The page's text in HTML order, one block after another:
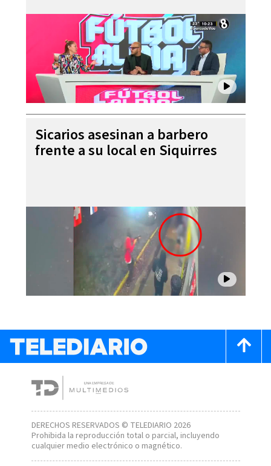
Sicarios asesinan a barbero
frente a su local en Siquirres
DERECHOS RESERVADOS © TELEDIARIO 2026
Prohibida la reproducción total o parcial, incluyendo
cualquier medio electrónico o magnético.